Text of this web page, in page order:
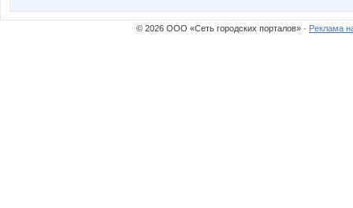
© 2026 ООО «Сеть городских порталов» · Реклама